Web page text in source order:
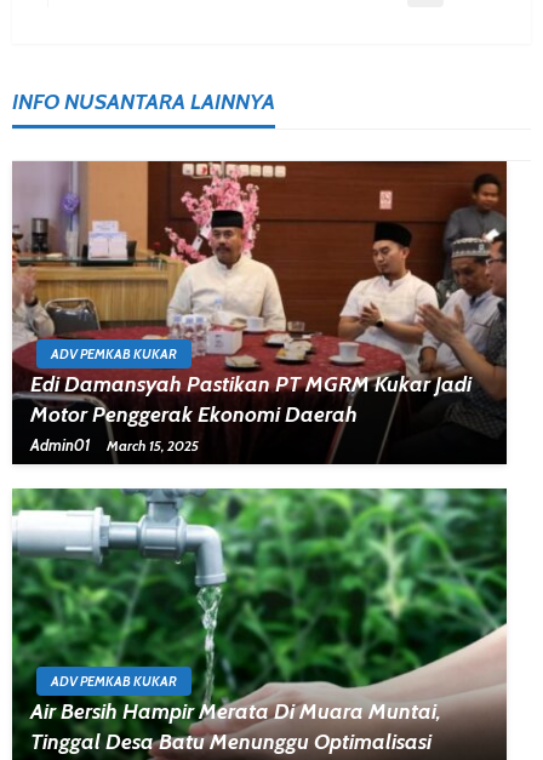
INFO NUSANTARA LAINNYA
ADV PEMKAB KUKAR
Edi Damansyah Pastikan PT MGRM Kukar Jadi
Motor Penggerak Ekonomi Daerah
Admin01 March 15, 2025
ADV PEMKAB KUKAR
Air Bersih Hampir Merata Di Muara Muntai,
Tinggal Desa Batu Menunggu Optimalisasi